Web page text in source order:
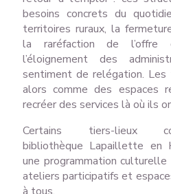
besoins concrets du
territoires ruraux, la
la raréfaction de l’offre
l’éloignement des
sentiment de relégation. Les
alors comme des espaces
recréer des services là où ils
Certains tiers-lieux
bibliothèque Lapaillette en
une programmation
ateliers participatifs et